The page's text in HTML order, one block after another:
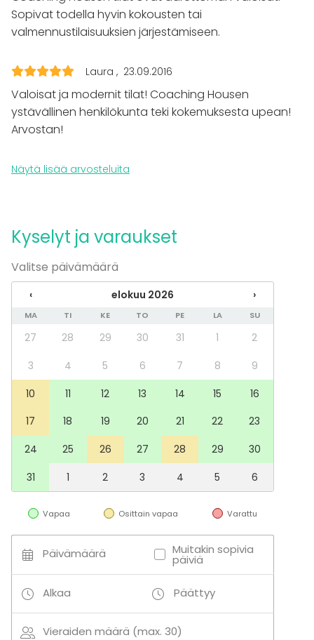
Messut
Esitys / näytös
Virkistystilaisuus
Elämys / aktiviteetti
Tilatyypit
Kokoushuone
kosketusnäyttö.
Pitopalvelu onnistuu arkisin (ma-pe) klo 8.00-15.30
välisenä aikana.
Lisätietoa aktiviteeteista
Tilamme soveltuvat erinomaisesti kokouksien,
järjestämiseen. Läheltä löytyy erilaisia vapaa-ajan
aktiviteetteja.
Sopivat todella hyvin kokousten tai
valmennustilaisuuksien järjestämiseen.
Laura 23.09.2016
Valoisat ja modernit tilat! Coaching Housen
ystävällinen henkilökunta teki kokemuksesta upean!
Arvostan!
Näytä lisää arvosteluita
Kyselyt ja varaukset
Valitse päivämäärä
‹ elokuu 2026 ›
MA TI KE TO PE LA SU
27 28 29 30 31 1
2
3
4 5 6 7 8
9
10
11 12 13 14 15
16
17
18 19 20 21 22
23
24
25 26 27 28 29
30
31
1 2 3 4 5 6
Vapaa Osittain vapaa Varattu
Päivämäärä Muitakin sopivia
päiviä
Alkaa Päättyy
Vieraiden määrä (max. 30)